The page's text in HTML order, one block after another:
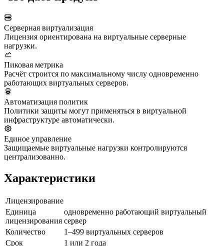
Серверная виртуализация
Лицензия ориентирована на виртуальные серверные
нагрузки.
Пиковая метрика
Расчёт строится по максимальному числу одновременно
работающих виртуальных серверов.
Автоматизация политик
Политики защиты могут применяться в виртуальной
инфраструктуре автоматически.
Единое управление
Защищаемые виртуальные нагрузки контролируются
централизованно.
Характеристики
Лицензирование
Единица
лицензирования
одновременно работающий виртуальный
сервер
Количество
1–499 виртуальных серверов
Срок
1 или 2 года